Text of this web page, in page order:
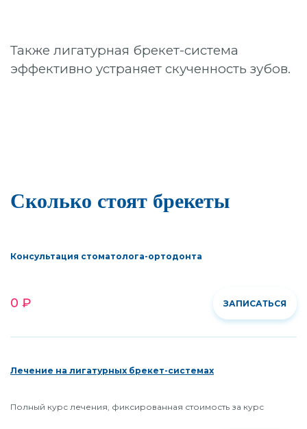
Также лигатурная брекет-система
эффективно устраняет скученность зубов.
Сколько стоят брекеты
Консультация стоматолога-ортодонта
0 ₽ ЗАПИСАТЬСЯ
Лечение на лигатурных брекет-системах
Полный курс лечения, фиксированная стоимость за курс